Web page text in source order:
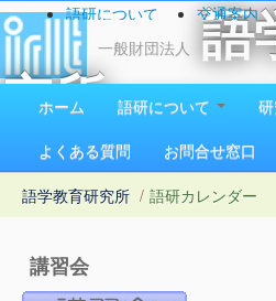
一般財団法人
語
究所
1923（大正12）年創立
語研について 交通案内
お問い合わせ
ホーム 語研について
よくある質問
お問合せ窓口
語学教育研究所 / 語研カレンダー
講習会